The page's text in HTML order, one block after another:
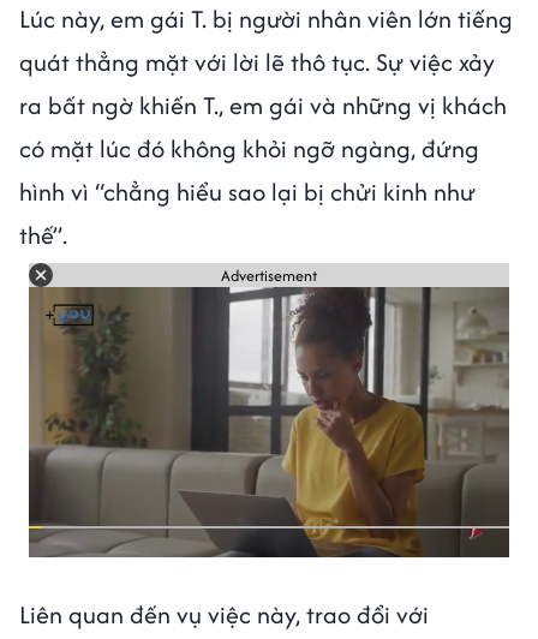
Lúc này, em gái T. bị người nhân viên lớn tiếng
quát thẳng mặt với lời lẽ thô tục. Sự việc xảy
ra bất ngờ khiến T., em gái và những vị khách
có mặt lúc đó không khỏi ngỡ ngàng, đứng
hình vì “chẳng hiểu sao lại bị chửi kinh như
thế”.
Advertisement
Liên quan đến vụ việc này, trao đổi với